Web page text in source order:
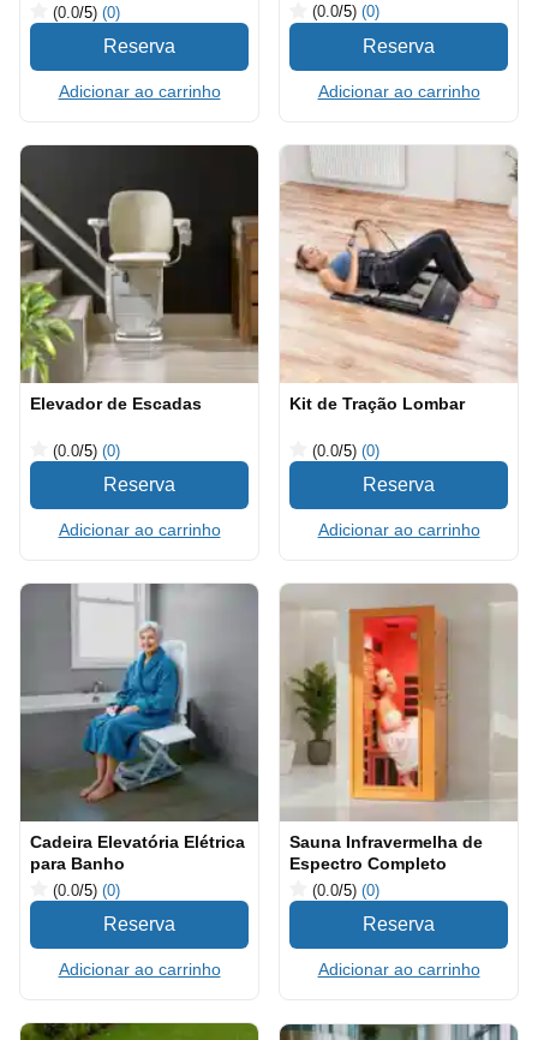
(0.0/5) (0)
Adicionar ao carrinho
(0.0/5) (0)
Adicionar ao carrinho
Elevador de Escadas
(0.0/5) (0)
Adicionar ao carrinho
Kit de Tração Lombar
(0.0/5) (0)
Adicionar ao carrinho
Cadeira Elevatória Elétrica
para Banho
(0.0/5) (0)
Adicionar ao carrinho
Sauna Infravermelha de
Espectro Completo
(0.0/5) (0)
Adicionar ao carrinho